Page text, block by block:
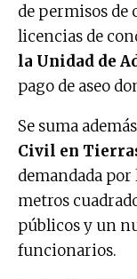
de permisos de
licencias de
la Unidad de
pago de aseo
Se suma
Civil en
demandada por
metros
públicos y un
funcionarios.